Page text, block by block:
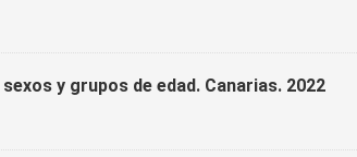
y grupos de edad. Canarias. 2022